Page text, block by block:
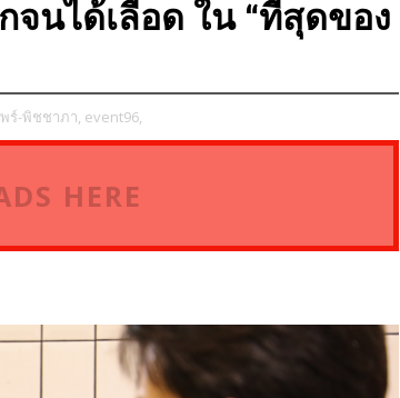
นได้เลือด ใน “ที่สุดของ
ร์-พิชชาภา, event96,
HERE